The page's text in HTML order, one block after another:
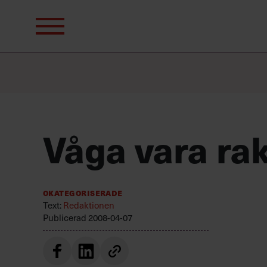
efter:
Våga vara
Okategoriserade
Text: Redaktionen
Publicerad 2008-04-07